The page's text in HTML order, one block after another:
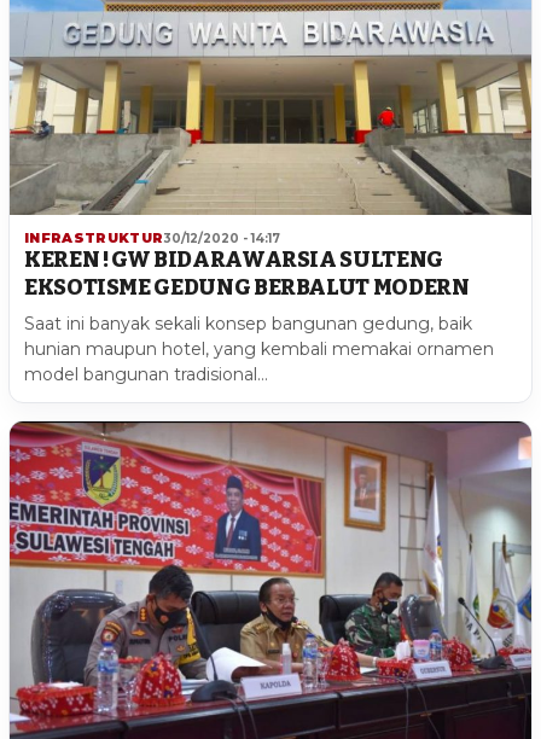
INFRASTRUKTUR30/12/2020 - 14:17
KEREN ! GW BIDARAWARSIA SULTENG
EKSOTISME GEDUNG BERBALUT MODERN
Saat ini banyak sekali konsep bangunan gedung, baik
hunian maupun hotel, yang kembali memakai ornamen
model bangunan tradisional…